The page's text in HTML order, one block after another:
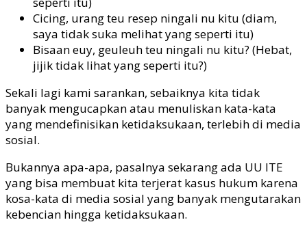
Cicing, urang teu resep ningali nu kitu (diam,
saya tidak suka melihat yang seperti itu)
Bisaan euy, geuleuh teu ningali nu kitu? (Hebat,
jijik tidak lihat yang seperti itu?)
Sekali lagi kami sarankan, sebaiknya kita tidak
banyak mengucapkan atau menuliskan kata-kata
yang mendefinisikan ketidaksukaan, terlebih di media
sosial.
Bukannya apa-apa, pasalnya sekarang ada UU ITE
yang bisa membuat kita terjerat kasus hukum karena
kosa-kata di media sosial yang banyak mengutarakan
kebencian hingga ketidaksukaan.